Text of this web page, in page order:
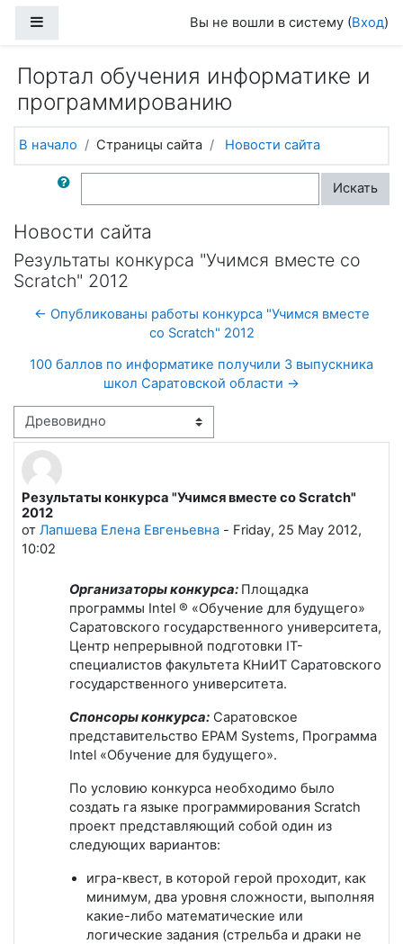
Вы не вошли в систему (Вход)
Портал обучения информатике и
программированию
В начало Страницы сайта Новости сайта
Поиск по форумам Искать
Новости сайта
Результаты конкурса "Учимся вместе со
Scratch" 2012
← Опубликованы работы конкурса "Учимся вместе
со Scratch" 2012
100 баллов по информатике получили 3 выпускника
школ Саратовской области →
Режим отображения
Результаты конкурса "Учимся вместе со Scratch"
2012
от Лапшева Елена Евгеньевна - Friday, 25 May 2012,
10:02
Количество ответов: 0
Организаторы конкурса: Площадка
программы Intel ® «Обучение для будущего»
Саратовского государственного университета,
Центр непрерывной подготовки IT-
специалистов факультета КНиИТ Саратовского
государственного университета.
Спонсоры конкурса: Саратовское
представительство EPAM Systems, Программа
Intel «Обучение для будущего».
По условию конкурса необходимо было
создать га языке программирования Scratch
проект представляющий собой один из
следующих вариантов:
игра-квест, в которой герой проходит, как
минимум, два уровня сложности, выполняя
какие-либо математические или
логические задания (стрельба и драки не